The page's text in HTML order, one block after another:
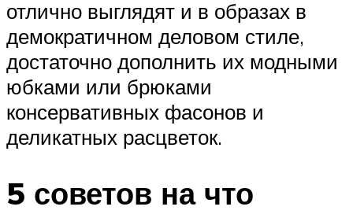
отлично выглядят и в образах в
демократичном деловом стиле,
достаточно дополнить их модными
юбками или брюками
консервативных фасонов и
деликатных расцветок.
5 советов на что